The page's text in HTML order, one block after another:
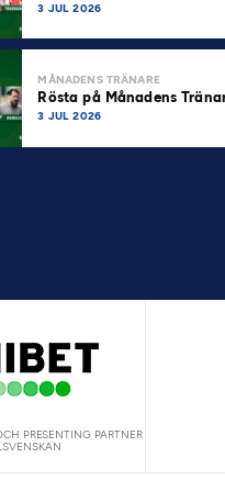
3 JUL 2026
MÅNADENS TRÄNARE
Rösta på Månadens
3 JUL 2026
PRESENTING PARTNER